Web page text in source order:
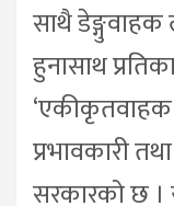
साथै डेङ्गुवाहक
हुनासाथ
‘एकीकृतवाहक
प्रभावकारी
सरकारको छ